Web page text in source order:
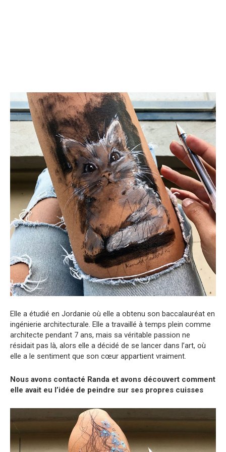
Elle a étudié en Jordanie où elle a obtenu son baccalauréat en
ingénierie architecturale. Elle a travaillé à temps plein comme
architecte pendant 7 ans, mais sa véritable passion ne
résidait pas là, alors elle a décidé de se lancer dans l’art, où
elle a le sentiment que son cœur appartient vraiment.
Nous avons contacté Randa et avons découvert comment
elle avait eu l’idée de peindre sur ses propres cuisses